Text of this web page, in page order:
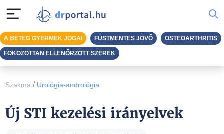
Szakma / Urológia-andrológia
Új STI kezelési irányelvek
A BETEG GYERMEK JOGAI FÜSTMENTES JÖVŐ OSTEOARTHRITIS
FOKOZOTTAN ELLENŐRZÖTT SZEREK